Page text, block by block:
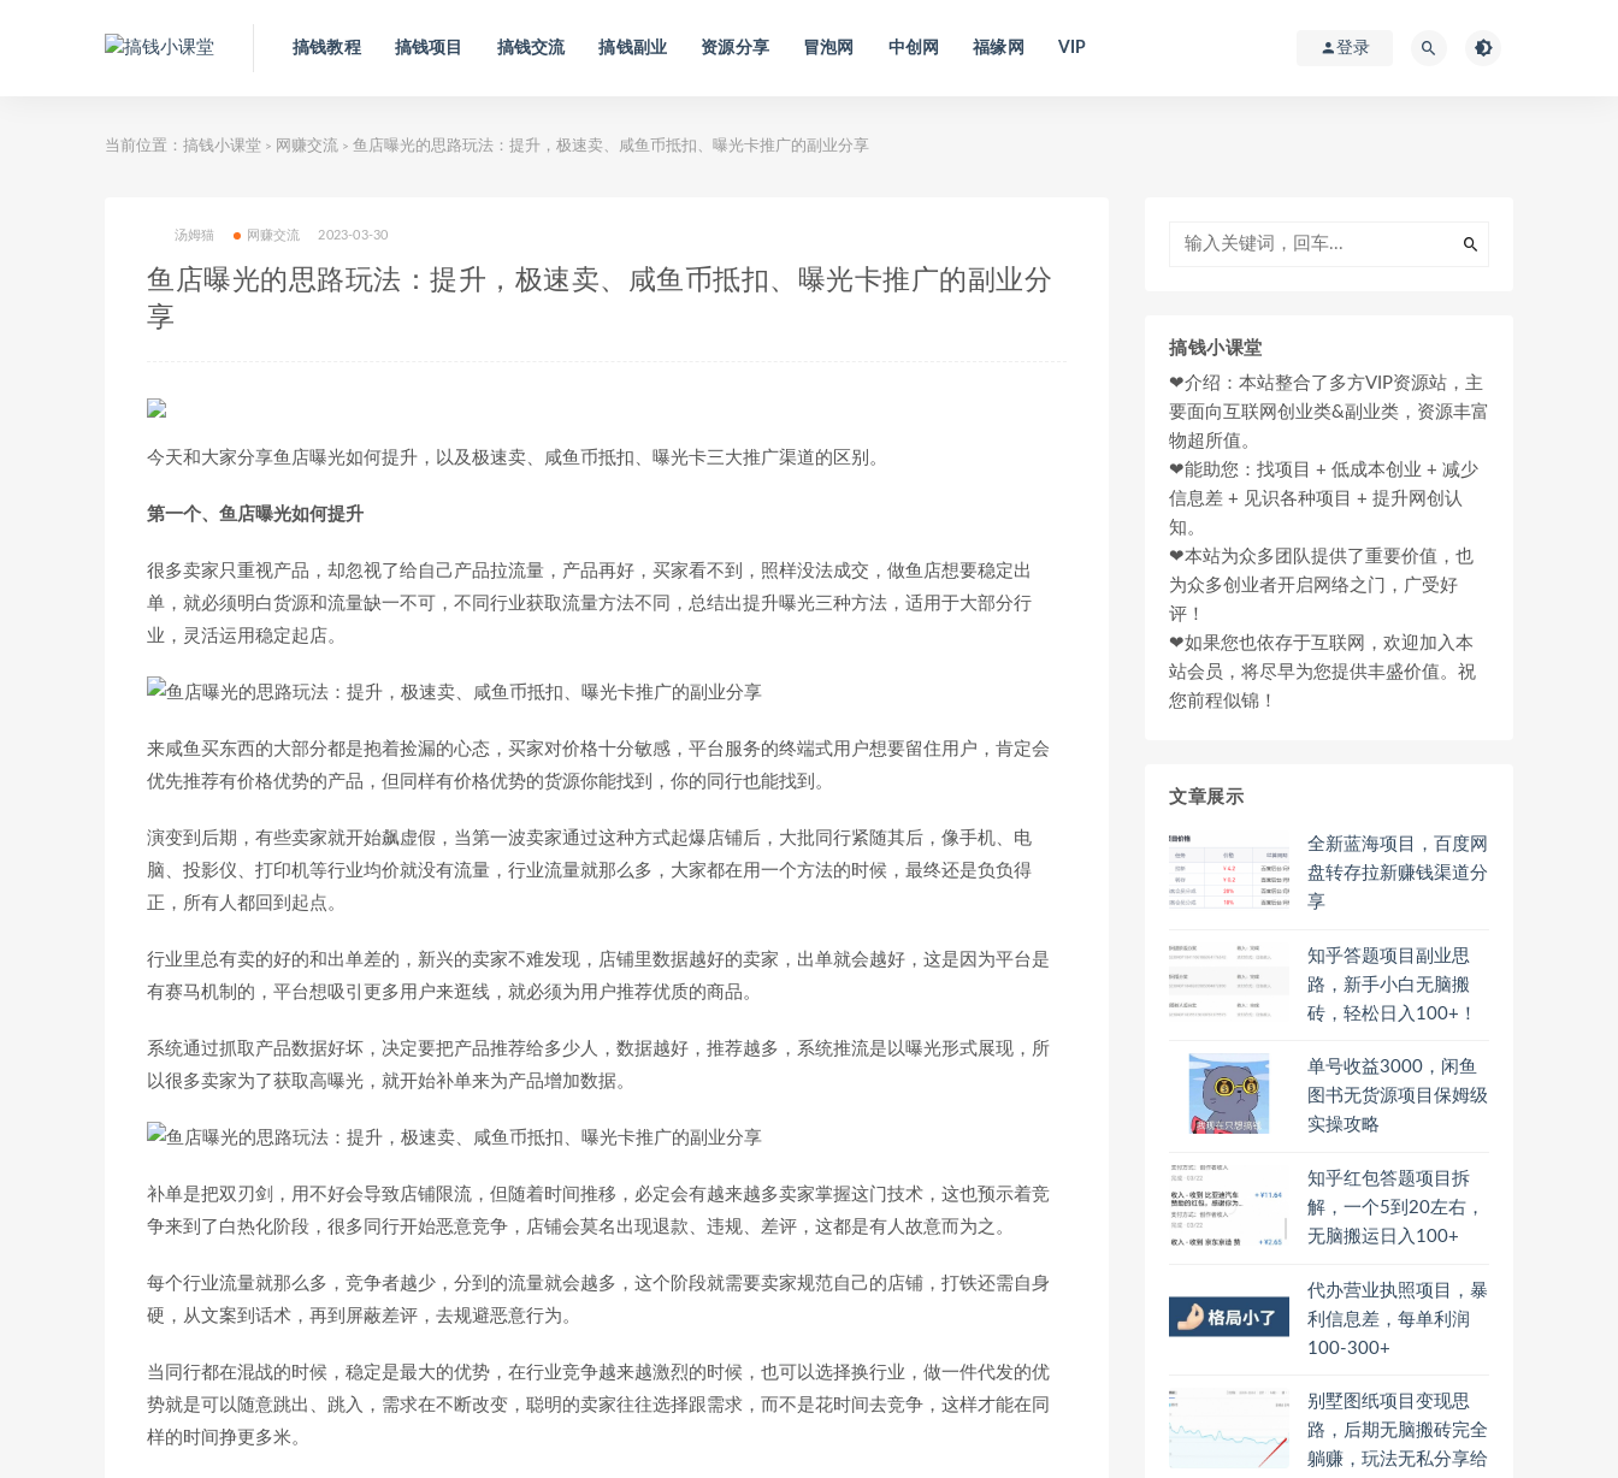
搞钱教程 搞钱项目 搞钱交流 搞钱副业 资源分享 冒泡网 中创网 福缘网 VIP 登录
当前位置： 搞钱小课堂 > 网赚交流 > 鱼店曝光的思路玩法：提升，极速卖、咸鱼币抵扣、曝光卡推广的副业分享
汤姆猫 网赚交流 2023-03-30
鱼店曝光的思路玩法：提升，极速卖、咸鱼币抵扣、曝光卡推广的副业分
享
今天和大家分享鱼店曝光如何提升，以及极速卖、咸鱼币抵扣、曝光卡三大推广渠道的区别。
第一个、鱼店曝光如何提升
很多卖家只重视产品，却忽视了给自己产品拉流量，产品再好，买家看不到，照样没法成交，做鱼店想要稳定出
单，就必须明白货源和流量缺一不可，不同行业获取流量方法不同，总结出提升曝光三种方法，适用于大部分行
业，灵活运用稳定起店。
来咸鱼买东西的大部分都是抱着捡漏的心态，买家对价格十分敏感，平台服务的终端式用户想要留住用户，肯定会
优先推荐有价格优势的产品，但同样有价格优势的货源你能找到，你的同行也能找到。
演变到后期，有些卖家就开始飙虚假，当第一波卖家通过这种方式起爆店铺后，大批同行紧随其后，像手机、电
脑、投影仪、打印机等行业均价就没有流量，行业流量就那么多，大家都在用一个方法的时候，最终还是负负得
正，所有人都回到起点。
行业里总有卖的好的和出单差的，新兴的卖家不难发现，店铺里数据越好的卖家，出单就会越好，这是因为平台是
有赛马机制的，平台想吸引更多用户来逛线，就必须为用户推荐优质的商品。
系统通过抓取产品数据好坏，决定要把产品推荐给多少人，数据越好，推荐越多，系统推流是以曝光形式展现，所
以很多卖家为了获取高曝光，就开始补单来为产品增加数据。
补单是把双刃剑，用不好会导致店铺限流，但随着时间推移，必定会有越来越多卖家掌握这门技术，这也预示着竞
争来到了白热化阶段，很多同行开始恶意竞争，店铺会莫名出现退款、违规、差评，这都是有人故意而为之。
每个行业流量就那么多，竞争者越少，分到的流量就会越多，这个阶段就需要卖家规范自己的店铺，打铁还需自身
硬，从文案到话术，再到屏蔽差评，去规避恶意行为。
当同行都在混战的时候，稳定是最大的优势，在行业竞争越来越激烈的时候，也可以选择换行业，做一件代发的优
势就是可以随意跳出、跳入，需求在不断改变，聪明的卖家往往选择跟需求，而不是花时间去竞争，这样才能在同
样的时间挣更多米。
搞钱小课堂
❤介绍：本站整合了多方VIP资源站，主
要面向互联网创业类&副业类，资源丰富
物超所值。
❤能助您：找项目 + 低成本创业 + 减少
信息差 + 见识各种项目 + 提升网创认
知。
❤本站为众多团队提供了重要价值，也
为众多创业者开启网络之门，广受好
评！
❤如果您也依存于互联网，欢迎加入本
站会员，将尽早为您提供丰盛价值。祝
您前程似锦！
文章展示
全新蓝海项目，百度网
盘转存拉新赚钱渠道分
享
知乎答题项目副业思
路，新手小白无脑搬
砖，轻松日入100+！
单号收益3000，闲鱼
图书无货源项目保姆级
实操攻略
知乎红包答题项目拆
解，一个5到20左右，
无脑搬运日入100+
代办营业执照项目，暴
利信息差，每单利润
100-300+
别墅图纸项目变现思
路，后期无脑搬砖完全
躺赚，玩法无私分享给